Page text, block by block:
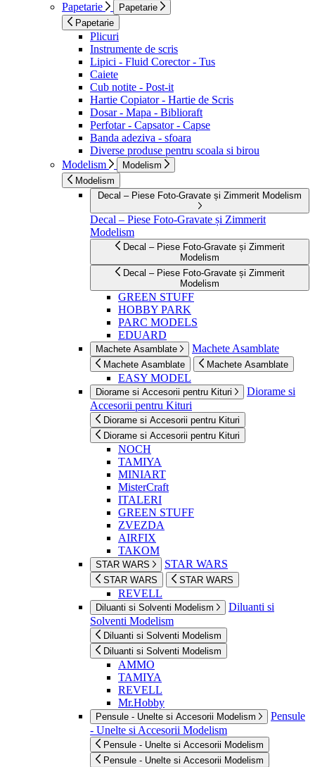
Papetarie
Papetarie
Papetarie
Plicuri
Instrumente de scris
Lipici - Fluid Corector - Tus
Caiete
Cub notite - Post-it
Hartie Copiator - Hartie de Scris
Dosar - Mapa - Biblioraft
Perfotar - Capsator - Capse
Banda adeziva - sfoara
Diverse produse pentru scoala si birou
Modelism
Modelism
Modelism
Decal – Piese Foto-Gravate și Zimmerit Modelism
Decal – Piese Foto-Gravate și Zimmerit
Modelism
Decal – Piese Foto-Gravate și Zimmerit
Modelism
Decal – Piese Foto-Gravate și Zimmerit
Modelism
GREEN STUFF
HOBBY PARK
PARC MODELS
EDUARD
Machete Asamblate Machete Asamblate
Machete Asamblate Machete Asamblate
EASY MODEL
Diorame si Accesorii pentru Kituri
Diorame si
Accesorii pentru Kituri
Diorame si Accesorii pentru Kituri
Diorame si Accesorii pentru Kituri
NOCH
TAMIYA
MINIART
MisterCraft
ITALERI
GREEN STUFF
ZVEZDA
AIRFIX
TAKOM
STAR WARS STAR WARS
STAR WARS STAR WARS
REVELL
Diluanti si Solventi Modelism
Diluanti si
Solventi Modelism
Diluanti si Solventi Modelism
Diluanti si Solventi Modelism
AMMO
TAMIYA
REVELL
Mr.Hobby
Pensule - Unelte si Accesorii Modelism
Pensule
- Unelte si Accesorii Modelism
Pensule - Unelte si Accesorii Modelism
Pensule - Unelte si Accesorii Modelism